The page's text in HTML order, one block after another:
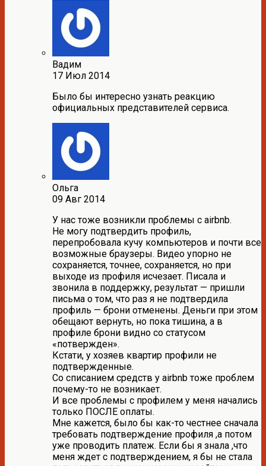
Вадим
17 Июл 2014
Было бы интересно узнать реакцию
официальных представителей сервиса.
Ольга
09 Авг 2014
У нас тоже возникли проблемы с airbnb.
Не могу подтвердить профиль,
перепробовала кучу компьютеров и почти все
возможные браузеры. Видео упорно не
сохраняется, точнее, сохраняется, но при
выходе из профиля исчезает. Писала и
звонила в поддержку, результат — пришли
письма о том, что раз я не подтвердила
профиль — брони отменены. Деньги при этом
обещают вернуть, но пока тишина, а в
профиле брони видно со статусом
«потвержден».
Кстати, у хозяев квартир профили не
подтвержденные.
Со списанием средств у airbnb тоже проблем
почему-то не возникает.
И все проблемы с профилем у меня начались
только ПОСЛЕ оплаты.
Мне кажется, было бы как-то честнее сначала
требовать подтверждение профиля ,а потом
уже проводить платеж. Если бы я знала ,что
меня ждет с подтверждением, я бы не стала